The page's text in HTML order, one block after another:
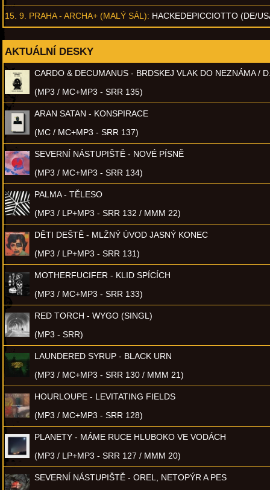
15. 9. PRAHA - ARCHA+ (MALÝ SÁL): HACKEDEPICCIOTTO (DE/
AKTUÁLNÍ DESKY
CARDO & DECUMANUS - BRDSKEJ VLAK DO NEZNÁMA /
(MP3 / MC+MP3 - SRR 135)
ARAN SATAN - KONSPIRACE
(MC / MC+MP3 - SRR 137)
SEVERNÍ NÁSTUPIŠTĚ - NOVÉ PÍSNĚ
(MP3 / MC+MP3 - SRR 134)
PALMA - TĚLESO
(MP3 / LP+MP3 - SRR 132 / MMM 22)
DĚTI DEŠTĚ - MLŽNÝ ÚVOD JASNÝ KONEC
(MP3 / LP+MP3 - SRR 131)
MOTHERFUCIFER - KLID SPÍCÍCH
(MP3 / MC+MP3 - SRR 133)
RED TORCH - WYGO (SINGL)
(MP3 - SRR)
LAUNDERED SYRUP - BLACK URN
(MP3 / MC+MP3 - SRR 130 / MMM 21)
HOURLOUPE - LEVITATING FIELDS
(MP3 / MC+MP3 - SRR 128)
PLANETY - MÁME RUCE HLUBOKO VE VODÁCH
(MP3 / LP+MP3 - SRR 127 / MMM 20)
SEVERNÍ NÁSTUPIŠTĚ - OREL, NETOPÝR A PES